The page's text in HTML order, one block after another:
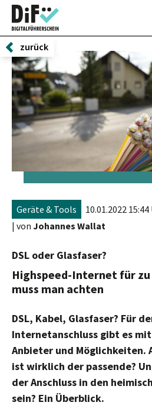
zurück
Geräte & Tools
10.01.2022
| von Johannes Wallat
DSL oder Glasfaser?
Highspeed-Internet für zu
muss man achten
DSL, Kabel, Glasfaser? Für
Internetanschluss gibt es
Anbieter und Möglichkeiten.
ist wirklich der passende?
der Anschluss in den
sein? Ein Überblick.